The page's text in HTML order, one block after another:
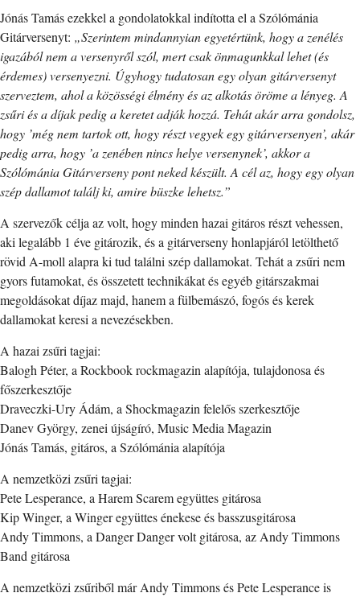
Jónás Tamás ezekkel a gondolatokkal indította el a Szólómánia
Gitárversenyt: „Szerintem mindannyian egyetértünk, hogy a zenélés
igazából nem a versenyről szól, mert csak önmagunkkal lehet (és
érdemes) versenyezni. Úgyhogy tudatosan egy olyan gitárversenyt
szerveztem, ahol a közösségi élmény és az alkotás öröme a lényeg. A
zsűri és a díjak pedig a keretet adják hozzá. Tehát akár arra gondolsz,
hogy ’még nem tartok ott, hogy részt vegyek egy gitárversenyen’, akár
pedig arra, hogy ’a zenében nincs helye versenynek’, akkor a
Szólómánia Gitárverseny pont neked készült. A cél az, hogy egy olyan
szép dallamot találj ki, amire büszke lehetsz.”
A szervezők célja az volt, hogy minden hazai gitáros részt vehessen,
aki legalább 1 éve gitározik, és a gitárverseny honlapjáról letölthető
rövid A-moll alapra ki tud találni szép dallamokat. Tehát a zsűri nem
gyors futamokat, és összetett technikákat és egyéb gitárszakmai
megoldásokat díjaz majd, hanem a fülbemászó, fogós és kerek
dallamokat keresi a nevezésekben.
A hazai zsűri tagjai:
Balogh Péter, a Rockbook rockmagazin alapítója, tulajdonosa és
főszerkesztője
Draveczki-Ury Ádám, a Shockmagazin felelős szerkesztője
Danev György, zenei újságíró, Music Media Magazin
Jónás Tamás, gitáros, a Szólómánia alapítója
A nemzetközi zsűri tagjai:
Pete Lesperance, a Harem Scarem együttes gitárosa
Kip Winger, a Winger együttes énekese és basszusgitárosa
Andy Timmons, a Danger Danger volt gitárosa, az Andy Timmons
Band gitárosa
A nemzetközi zsűriből már Andy Timmons és Pete Lesperance is